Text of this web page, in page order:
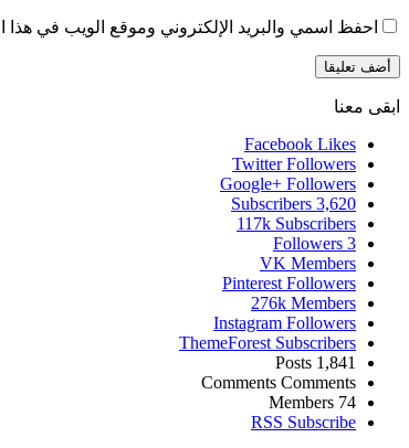
احفظ اسمي والبريد الإلكتروني وموقع الويب في هذا
ابقى معنا
Facebook Likes
Twitter Followers
Google+ Followers
3,620
Subscribers
117k Subscribers
3
Followers
VK Members
Pinterest Followers
276k Members
Instagram Followers
ThemeForest Subscribers
1,841
Posts
Comments Comments
74
Members
RSS Subscribe